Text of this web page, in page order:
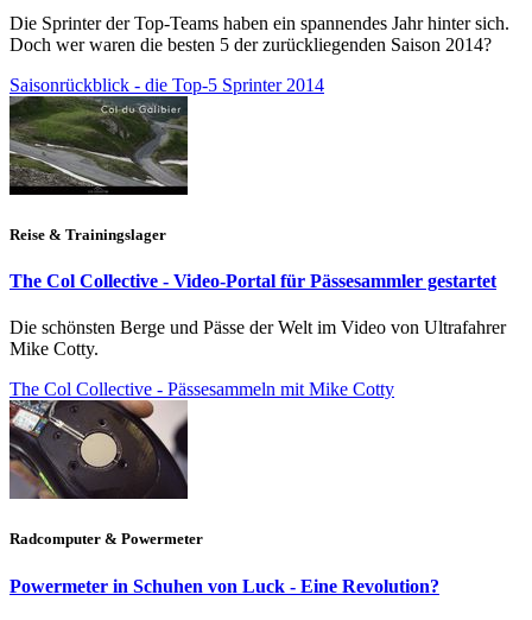
Die Sprinter der Top-Teams haben ein spannendes Jahr hinter sich.
Doch wer waren die besten 5 der zurückliegenden Saison 2014?
Saisonrückblick - die Top-5 Sprinter 2014
Reise & Trainingslager
The Col Collective - Video-Portal für Pässesammler gestartet
Die schönsten Berge und Pässe der Welt im Video von Ultrafahrer
Mike Cotty.
The Col Collective - Pässesammeln mit Mike Cotty
Radcomputer & Powermeter
Powermeter in Schuhen von Luck - Eine Revolution?